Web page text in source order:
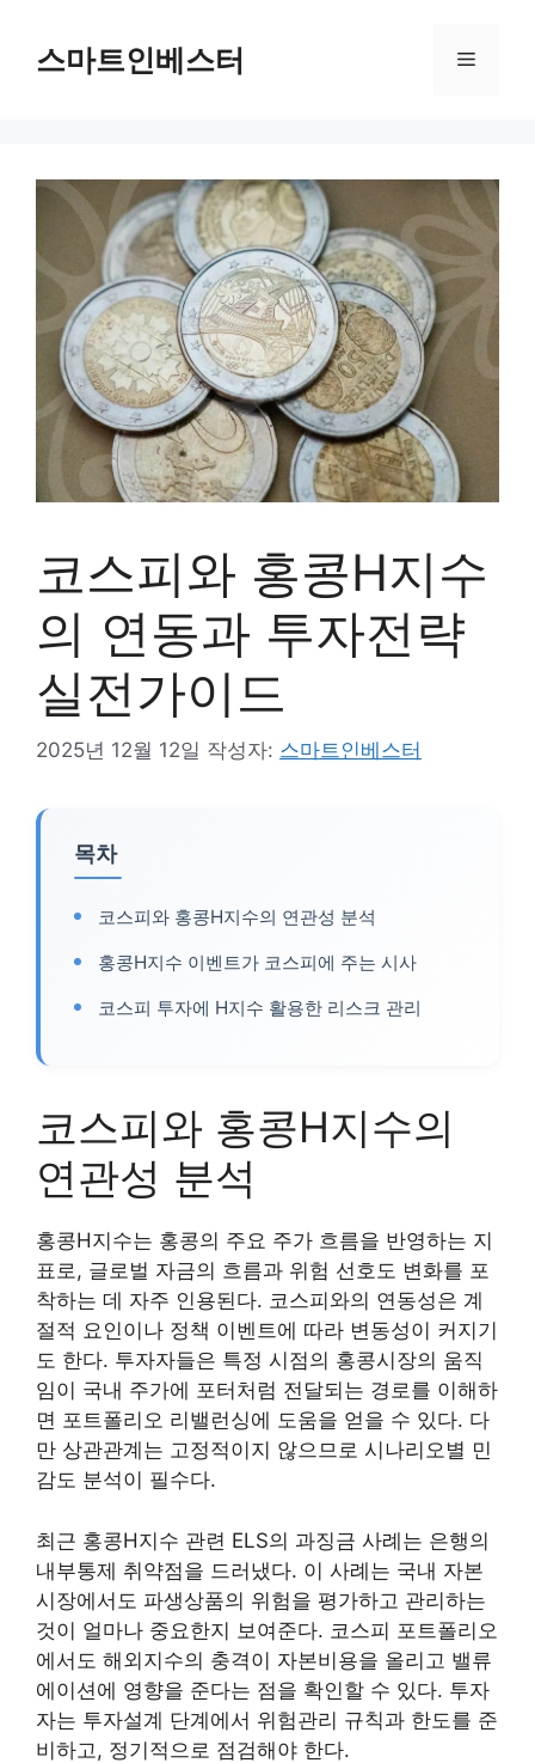
스마트인베스터 메
코스피와 홍콩H지수
의 연동과 투자전략
실전가이드
2025년 12월 12일 작성자: 스마트인베스터
목차
코스피와 홍콩H지수의 연관성 분석
홍콩H지수 이벤트가 코스피에 주는 시사
코스피 투자에 H지수 활용한 리스크 관리
코스피와 홍콩H지수의
연관성 분석
홍콩H지수는 홍콩의 주요 주가 흐름을 반영하는 지
표로, 글로벌 자금의 흐름과 위험 선호도 변화를 포
착하는 데 자주 인용된다. 코스피와의 연동성은 계
절적 요인이나 정책 이벤트에 따라 변동성이 커지기
도 한다. 투자자들은 특정 시점의 홍콩시장의 움직
임이 국내 주가에 포터처럼 전달되는 경로를 이해하
면 포트폴리오 리밸런싱에 도움을 얻을 수 있다. 다
만 상관관계는 고정적이지 않으므로 시나리오별 민
감도 분석이 필수다.
최근 홍콩H지수 관련 ELS의 과징금 사례는 은행의
내부통제 취약점을 드러냈다. 이 사례는 국내 자본
시장에서도 파생상품의 위험을 평가하고 관리하는
것이 얼마나 중요한지 보여준다. 코스피 포트폴리오
에서도 해외지수의 충격이 자본비용을 올리고 밸류
에이션에 영향을 준다는 점을 확인할 수 있다. 투자
자는 투자설계 단계에서 위험관리 규칙과 한도를 준
비하고, 정기적으로 점검해야 한다.